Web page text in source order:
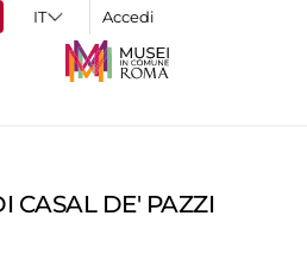
Accedi
CASAL DE' PAZZI